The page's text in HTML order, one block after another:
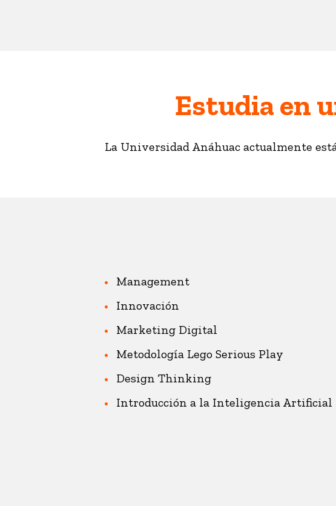
Estudia en
La Universidad Anáhuac actualmente
Management
Innovación
Marketing Digital
Metodología Lego Serious Play
Design Thinking
Introducción a la Inteligencia Artificial